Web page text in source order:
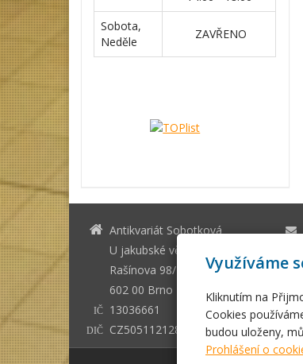
Sobota,
Neděle
ZAVŘENO
Antikvariát Sobotková
U jakubské věže Brno
Rašínova 98/1
602 00 Brno - město
IČ 13036661
DIČ CZ505112128
Využíváme
Kliknutím na
Cookies
budou uloženy,
Prohlášení o